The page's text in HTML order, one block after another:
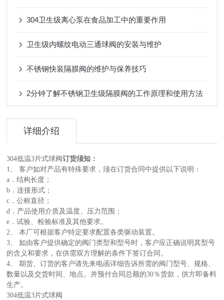
304卫生级离心泵在食品加工中的重要作用
卫生级内螺纹电动三通球阀的安装与维护
不锈钢快装隔膜阀的维护与保养技巧
2分钟了解不锈钢卫生级隔膜阀的工作原理和使用方法
详细介绍
304低温3片式球阀订货须知：
1、 客户如对产品有特殊要求，须在订货合同中提供以下说明：
a．结构长度；
b．连接形式；
c．公称直径；
d．产品使用介质及温度、压力范围；
e．试验、检验标准及其他要求。
2、 本厂可根据客户特定要求配置各类驱动装置。
3、 如由客户提供确定的阀门类型和型号时，客户应正确说明其型号
的含义和要求，在供需双方理解的条件下签订合同。
4、 期货、订货的客户请先来电函详细告诉所需的阀门型号、规格、
数量以及交货时间、地点。并预付合同总额的30％货款，供方即备料
生产。
304低温3片式球阀